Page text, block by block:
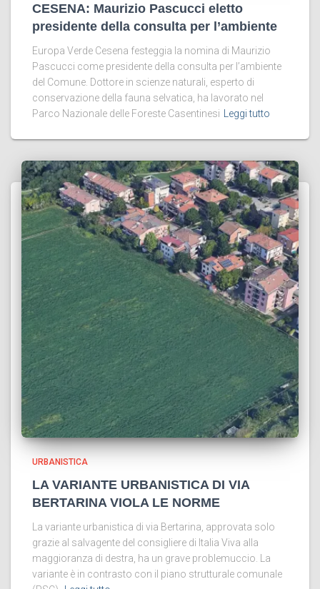
CESENA: Maurizio Pascucci eletto
presidente della consulta per l’ambiente
Europa Verde Cesena festeggia la nomina di Maurizio
Pascucci come presidente della consulta per l’ambiente
del Comune. Dottore in scienze naturali, esperto di
conservazione della fauna selvatica, ha lavorato nel
Parco Nazionale delle Foreste Casentinesi
Leggi tutto
URBANISTICA
LA VARIANTE URBANISTICA DI VIA
BERTARINA VIOLA LE NORME
La variante urbanistica di via Bertarina, approvata solo
grazie al salvagente del consigliere di Italia Viva alla
maggioranza di destra, ha un grave problemuccio. La
variante è in contrasto con il piano strutturale comunale